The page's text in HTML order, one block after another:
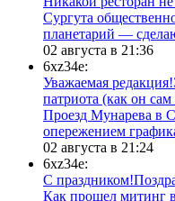
Сургута
планетарий —
02 августа в 21:36
6xz34e:
Уважаемая
патриота (как он
​Проезд Мунарева в
опережением
02 августа в 21:24
6xz34e:
С
Как прошел митинг